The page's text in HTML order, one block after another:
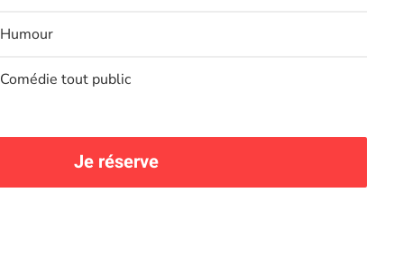
Humour
Comédie tout public
Je réserve